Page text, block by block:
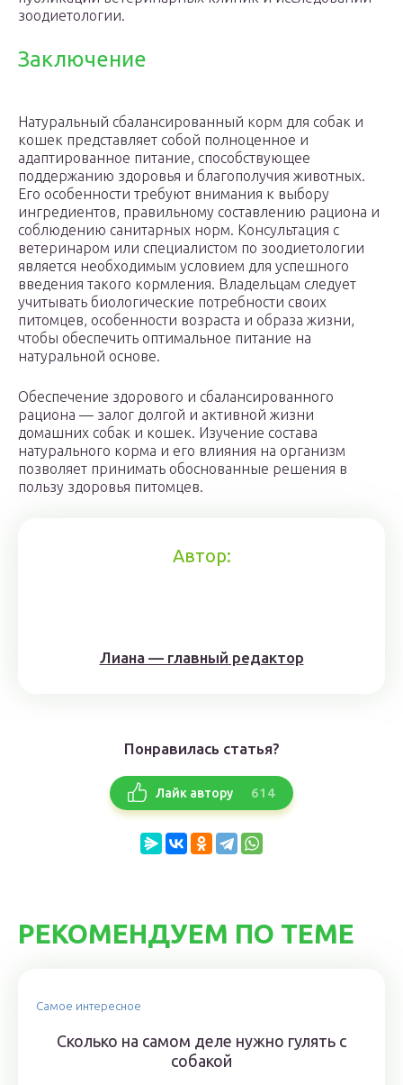
зоодиетологии.
Заключение
Натуральный сбалансированный корм для собак и
кошек представляет собой полноценное и
адаптированное питание, способствующее
поддержанию здоровья и благополучия животных.
Его особенности требуют внимания к выбору
ингредиентов, правильному составлению рациона и
соблюдению санитарных норм. Консультация с
ветеринаром или специалистом по зоодиетологии
является необходимым условием для успешного
введения такого кормления. Владельцам следует
учитывать биологические потребности своих
питомцев, особенности возраста и образа жизни,
чтобы обеспечить оптимальное питание на
натуральной основе.
Обеспечение здорового и сбалансированного
рациона — залог долгой и активной жизни
домашних собак и кошек. Изучение состава
натурального корма и его влияния на организм
позволяет принимать обоснованные решения в
пользу здоровья питомцев.
Автор:
Лиана — главный редактор
Понравилась статья?
Лайк автору 614
РЕКОМЕНДУЕМ ПО ТЕМЕ
Самое интересное
Сколько на самом деле нужно гулять с
собакой